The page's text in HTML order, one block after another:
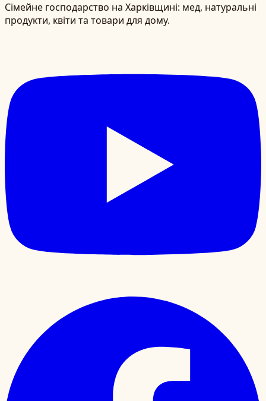
Сімейне господарство на Харківщині: мед, натуральні
продукти, квіти та товари для дому.